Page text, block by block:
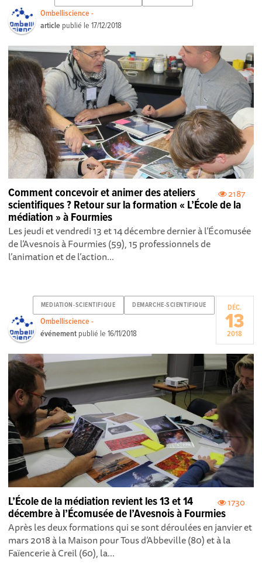
Ombelliscience -
article publié le17/12/2018
2187
Comment concevoir et animer des ateliers
scientifiques ? Retour sur la formation « L’École de la
médiation » à Fourmies
Les jeudi et vendredi 13 et 14 décembre dernier à l’Écomusée
de l’Avesnois à Fourmies (59), 15 professionnels de
l’animation et de l’action...
MEDIATION-SCIENTIFIQUE DEMARCHE-SCIENTIFIQUE
Ombelliscience -
événement publié le16/11/2018
DÉC.
13
2018
1730
L’École de la médiation revient les 13 et 14
décembre à l’Écomusée de l’Avesnois à Fourmies
Après les deux formations qui se sont déroulées en janvier et
mars 2018 à la Maison pour Tous d’Abbeville (80) et à la
Faïencerie à Creil (60), la...